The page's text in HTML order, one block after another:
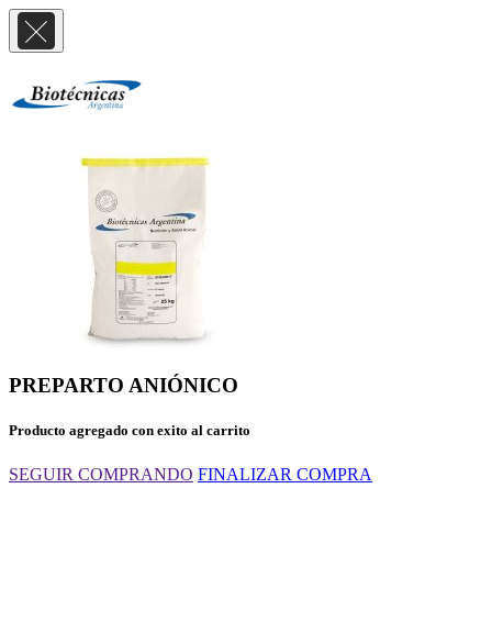
PREPARTO ANIÓNICO
Producto agregado con exito al carrito
SEGUIR COMPRANDO FINALIZAR COMPRA